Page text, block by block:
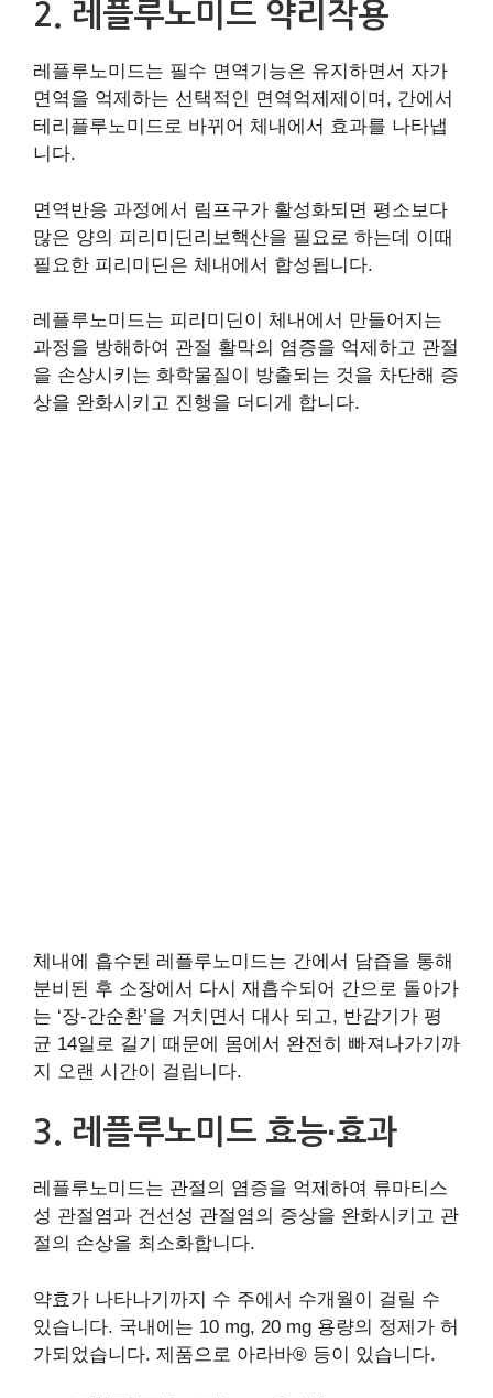
2. 레플루노미드 약리작용
레플루노미드는 필수 면역기능은 유지하면서 자가
면역을 억제하는 선택적인 면역억제제이며, 간에서
테리플루노미드로 바뀌어 체내에서 효과를 나타냅
니다.
면역반응 과정에서 림프구가 활성화되면 평소보다
많은 양의 피리미딘리보핵산을 필요로 하는데 이때
필요한 피리미딘은 체내에서 합성됩니다.
레플루노미드는 피리미딘이 체내에서 만들어지는
과정을 방해하여 관절 활막의 염증을 억제하고 관절
을 손상시키는 화학물질이 방출되는 것을 차단해 증
상을 완화시키고 진행을 더디게 합니다.
체내에 흡수된 레플루노미드는 간에서 담즙을 통해
분비된 후 소장에서 다시 재흡수되어 간으로 돌아가
는 ‘장-간순환’을 거치면서 대사 되고, 반감기가 평
균 14일로 길기 때문에 몸에서 완전히 빠져나가기까
지 오랜 시간이 걸립니다.
3. 레플루노미드 효능∙효과
레플루노미드는 관절의 염증을 억제하여 류마티스
성 관절염과 건선성 관절염의 증상을 완화시키고 관
절의 손상을 최소화합니다.
약효가 나타나기까지 수 주에서 수개월이 걸릴 수
있습니다. 국내에는 10 mg, 20 mg 용량의 정제가 허
가되었습니다. 제품으로 아라바® 등이 있습니다.